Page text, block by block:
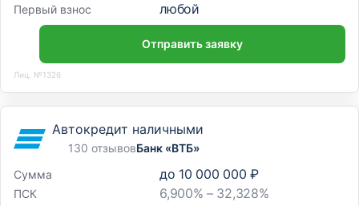
Первый взнос любой
Отправить заявку
Лиц. №1326
Автокредит наличными
130 отзывовБанк «ВТБ»
Сумма
до 10 000 000 ₽
ПСК 6,900% – 32,328%